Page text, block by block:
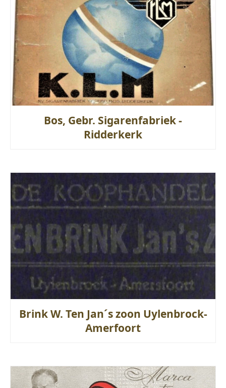
Bos, Gebr. Sigarenfabriek -
Ridderkerk
Brink W. Ten Jan´s zoon Uylenbrock-
Amerfoort